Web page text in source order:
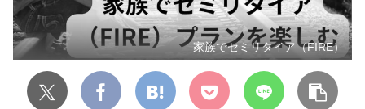
家族でセミリタイア（FIRE）